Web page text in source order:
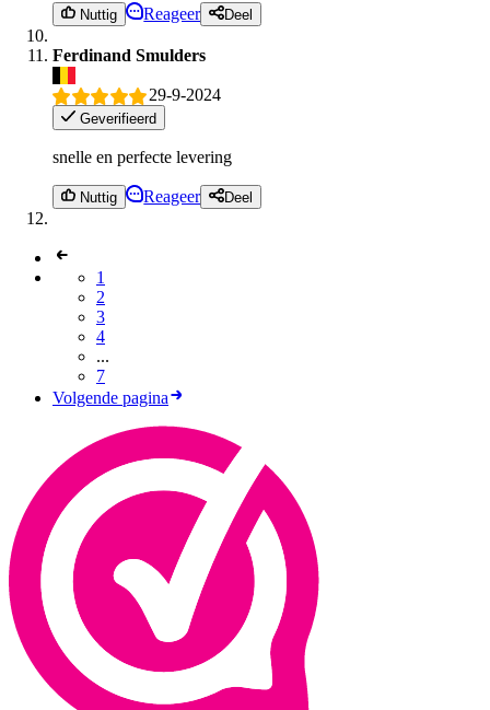
Nuttig Reageer Deel
Ferdinand Smulders
29-9-2024
Geverifieerd
snelle en perfecte levering
Nuttig Reageer Deel
1
2
3
4
...
7
Volgende pagina